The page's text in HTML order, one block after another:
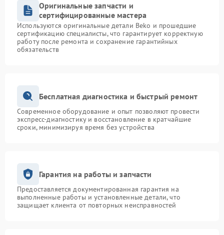
Оригинальные запчасти и
сертифицированные мастера
Используются оригинальные детали Beko и прошедшие
сертификацию специалисты, что гарантирует корректную
работу после ремонта и сохранение гарантийных
обязательств
Бесплатная диагностика и быстрый ремонт
Современное оборудование и опыт позволяют провести
экспресс-диагностику и восстановление в кратчайшие
сроки, минимизируя время без устройства
Гарантия на работы и запчасти
Предоставляется документированная гарантия на
выполненные работы и установленные детали, что
защищает клиента от повторных неисправностей